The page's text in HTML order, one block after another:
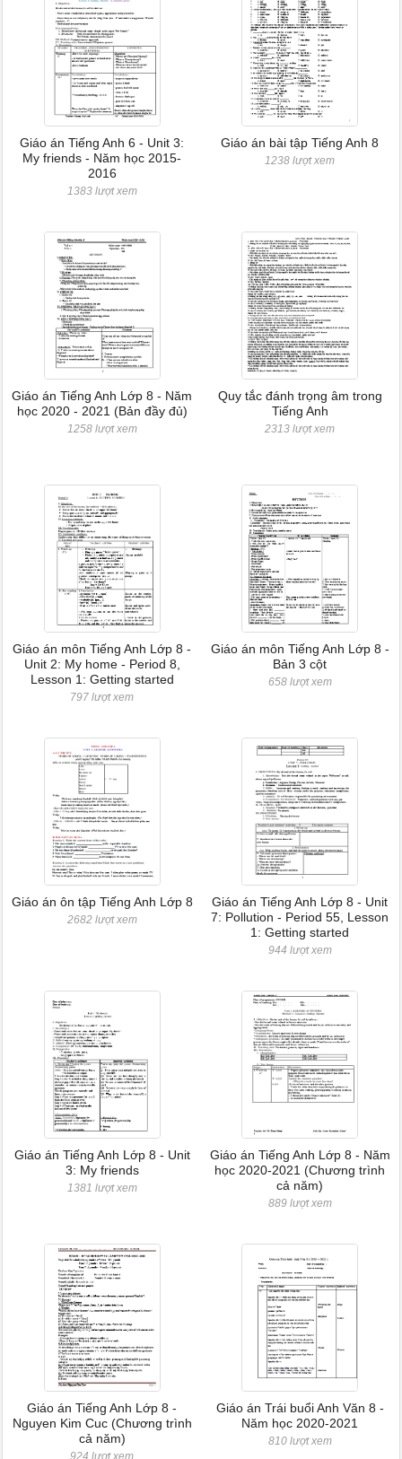
Giáo án Tiếng Anh 6 - Unit 3:
My friends - Năm học 2015-
2016
1383 lượt xem
Giáo án bài tập Tiếng Anh 8
1238 lượt xem
Giáo án Tiếng Anh Lớp 8 - Năm
học 2020 - 2021 (Bản đầy đủ)
1258 lượt xem
Quy tắc đánh trọng âm trong
Tiếng Anh
2313 lượt xem
Giáo án môn Tiếng Anh Lớp 8 -
Unit 2: My home - Period 8,
Lesson 1: Getting started
797 lượt xem
Giáo án môn Tiếng Anh Lớp 8 -
Bản 3 cột
658 lượt xem
Giáo án ôn tập Tiếng Anh Lớp 8
2682 lượt xem
Giáo án Tiếng Anh Lớp 8 - Unit
7: Pollution - Period 55, Lesson
1: Getting started
944 lượt xem
Giáo án Tiếng Anh Lớp 8 - Unit
3: My friends
1381 lượt xem
Giáo án Tiếng Anh Lớp 8 - Năm
học 2020-2021 (Chương trình
cả năm)
889 lượt xem
Giáo án Tiếng Anh Lớp 8 -
Nguyen Kim Cuc (Chương trình
cả năm)
924 lượt xem
Giáo án Trái buổi Anh Văn 8 -
Năm học 2020-2021
810 lượt xem